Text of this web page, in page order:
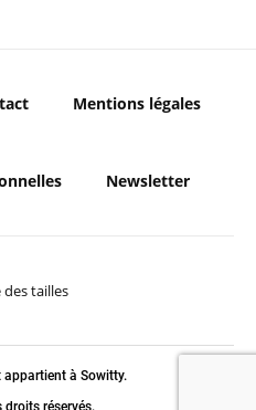
Mentions légales
Newsletter
des tailles
appartient à Sowitty.